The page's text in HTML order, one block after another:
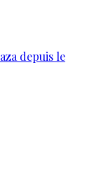
depuis le